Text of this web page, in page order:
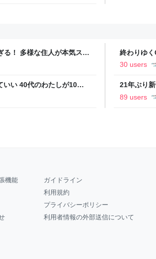
る！ 多様な住人が本気スキ
値向上”戦略 東京・中央
終わりゆ
ること【
30 users
いい 40代のわたしが10年
21年ぶり
ついて作者
89 users
機能
ガイドライン
利用規約
プライバシーポリシー
利用者情報の外部送信について